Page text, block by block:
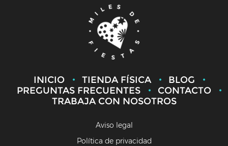
INICIO TIENDA FÍSICA
BLOG
PREGUNTAS FRECUENTES
CONTACTO
TRABAJA CON NOSOTROS
Aviso legal
Política de privacidad